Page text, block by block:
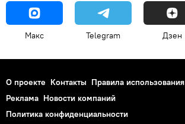
Макс Telegram Дзен
О проекте Контакты Правила использования
Реклама Новости компаний
Политика конфиденциальности